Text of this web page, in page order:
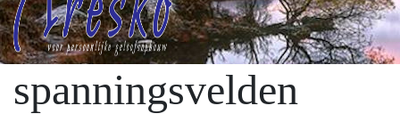
spanningsvelden